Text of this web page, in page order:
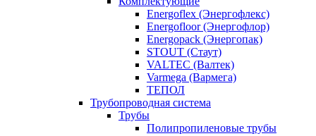
Energoflex (Энергофлекс)
Energofloor (Энергофлор)
Energopack (Энергопак)
STOUT (Стаут)
VALTEC (Валтек)
Varmega (Вармега)
ТЕПОЛ
Трубопроводная система
Трубы
Полипропиленовые трубы